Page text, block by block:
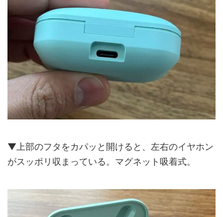
▼上部のフタをカパッと開けると、左右のイヤホン
がスッポリ収まっている。マグネット吸着式。